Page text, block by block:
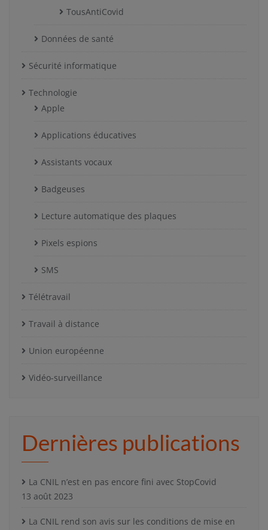
TousAntiCovid
Données de santé
Sécurité informatique
Technologie
Apple
Applications éducatives
Assistants vocaux
Badgeuses
Lecture automatique des plaques
Pixels espions
SMS
Télétravail
Travail à distance
Union européenne
Vidéo-surveillance
Dernières publications
La CNIL n’est en pas encore fini avec StopCovid
13 août 2023
La CNIL rend son avis sur les conditions de mise en